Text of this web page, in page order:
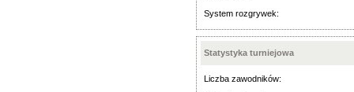
System rozgrywek:
Statystyka turniejowa
Liczba zawodników: